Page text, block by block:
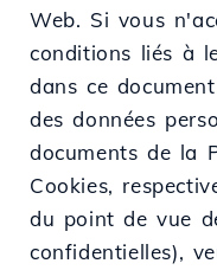
Web. Si vous
conditions liés à
dans ce
des données
documents de la
Cookies,
du point de vue
confidentielles),